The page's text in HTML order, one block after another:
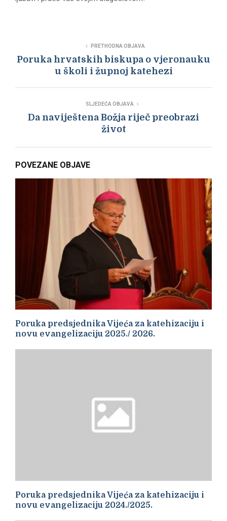
PRETHODNA OBJAVA
Poruka hrvatskih biskupa o vjeronauku
u školi i župnoj katehezi
SLJEDEĆA OBJAVA
Da naviještena Božja riječ preobrazi
život
POVEZANE OBJAVE
Poruka predsjednika Vijeća za katehizaciju i
novu evangelizaciju 2025./ 2026.
Poruka predsjednika Vijeća za katehizaciju i
novu evangelizaciju 2024./2025.